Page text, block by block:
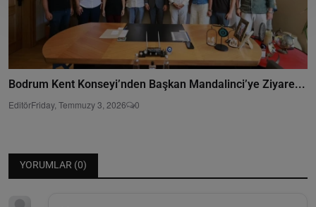
Bodrum Kent Konseyi’nden Başkan Mandalinci’ye Ziyare...
EditörFriday, Temmuzy 3, 2026 0
YORUMLAR (0)